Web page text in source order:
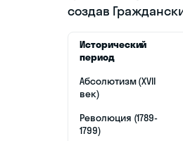
создав
Исторический
период
Абсолютизм (XVII
век)
Революция (1789-
1799)